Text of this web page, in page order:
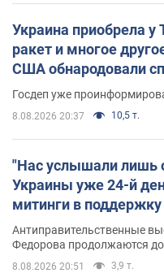
Украина приобрела у
ракет и многое
США обнародовали
Госдеп уже
8.08.2026 20:37 10,5 т.
"Нас услышали лишь
Украины уже 24-й
митинги в
Антиправительственные
Федорова продолжаются до
8.08.2026 20:51 3,9 т.